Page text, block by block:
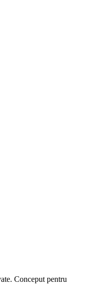
Conceput pentru